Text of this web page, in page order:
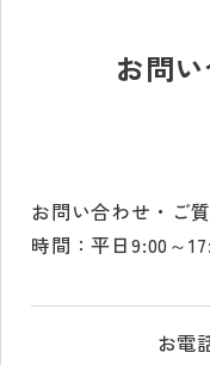
お問
お問い合わせ・ご
時間：平日9:00～
お電